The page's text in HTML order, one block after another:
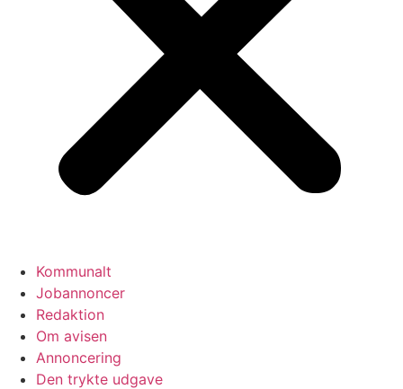
Kommunalt
Jobannoncer
Redaktion
Om avisen
Annoncering
Den trykte udgave